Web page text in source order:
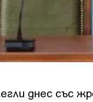
днес със